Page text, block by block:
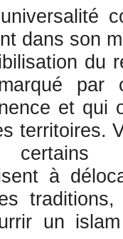
dans son
du
par
et qui
territoires.
certains
à
un